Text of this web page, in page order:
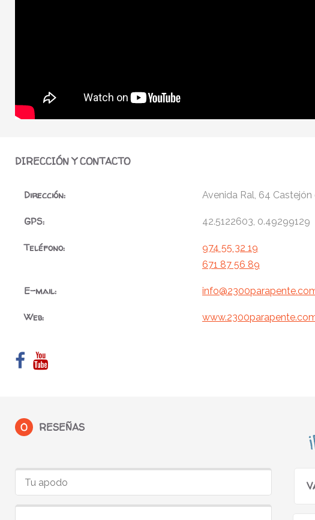
DIRECCIÓN Y CONTACTO
Dirección: Avenida Ral, 64
GPS: 42.5122603, 0.49299129
Teléfono:
974 55 32 19
671 87 56 89
E-mail:
Web:
0 RESEÑAS